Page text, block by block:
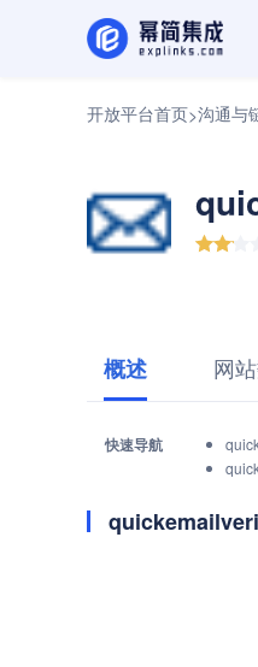
开放平台首页>沟通与
概述 网
快速导航